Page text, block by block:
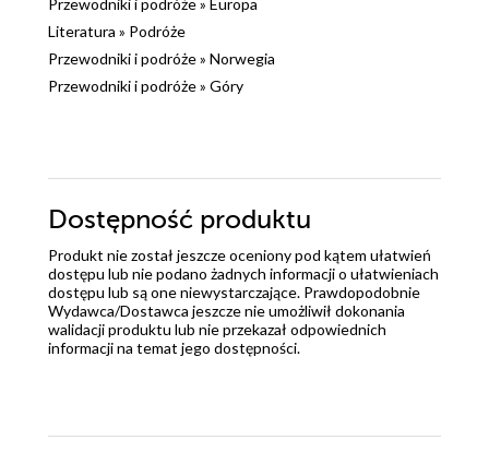
Przewodniki i podróże» Europa
Literatura » Podróże
Przewodniki i podróże» Norwegia
Przewodniki i podróże» Góry
Dostępność produktu
Produkt nie został jeszcze oceniony pod kątem ułatwień
dostępu lub nie podano żadnych informacji o ułatwieniach
dostępu lub są one niewystarczające. Prawdopodobnie
Wydawca/Dostawca jeszcze nie umożliwił dokonania
walidacji produktu lub nie przekazał odpowiednich
informacji na temat jego dostępności.